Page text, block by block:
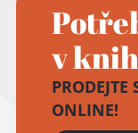
v
ONLINE!